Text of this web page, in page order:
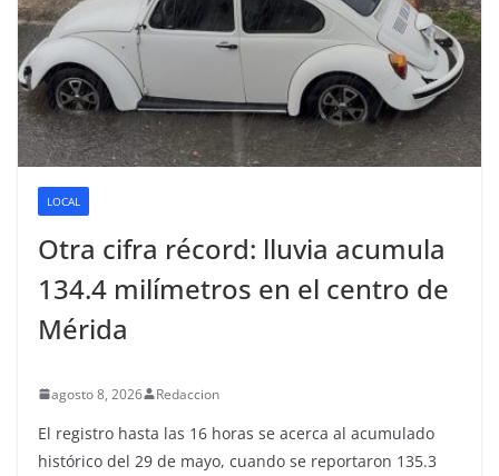
LOCAL
Otra cifra récord: lluvia acumula
134.4 milímetros en el centro de
Mérida
agosto 8, 2026 Redaccion
El registro hasta las 16 horas se acerca al acumulado
histórico del 29 de mayo, cuando se reportaron 135.3